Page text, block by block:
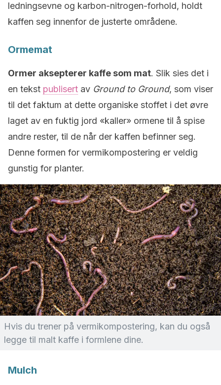
ledningsevne og karbon-nitrogen-forhold, holdt
kaffen seg innenfor de justerte områdene.
Ormemat
Ormer aksepterer kaffe som mat. Slik sies det i
en tekst publisert av Ground to Ground, som viser
til det faktum at dette organiske stoffet i det øvre
laget av en fuktig jord «kaller» ormene til å spise
andre rester, til de når der kaffen befinner seg.
Denne formen for vermikompostering er veldig
gunstig for planter.
Hvis du trener på vermikompostering, kan du også
legge til malt kaffe i formlene dine.
Mulch